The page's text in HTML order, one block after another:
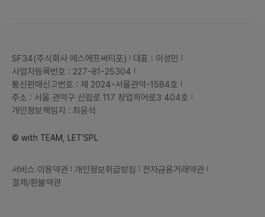
SF34(주식회사 에스에프써티포)
대표 : 이성민
사업자등록번호 : 227-81-25304
통신판매신고번호 : 제 2024-서울관악-1584호
주소 : 서울 관악구 신림로 117 창업히어로3 404호
개인정보책임자 : 최윤석
© with TEAM, LET'SPL
서비스 이용약관 개인정보취급방침
전자금융거래약관
결제/환불약관